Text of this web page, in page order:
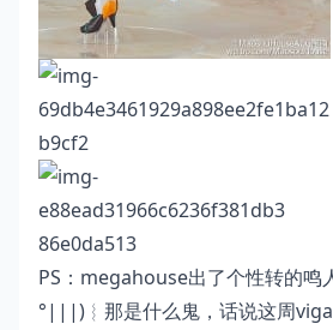
PS：megahouse出了个性转的鸣
°|||)︴那是什么鬼，话说这周